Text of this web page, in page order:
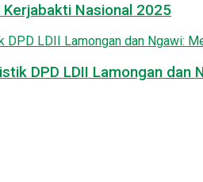
Kerjabakti Nasional 2025
DPD LDII Lamongan